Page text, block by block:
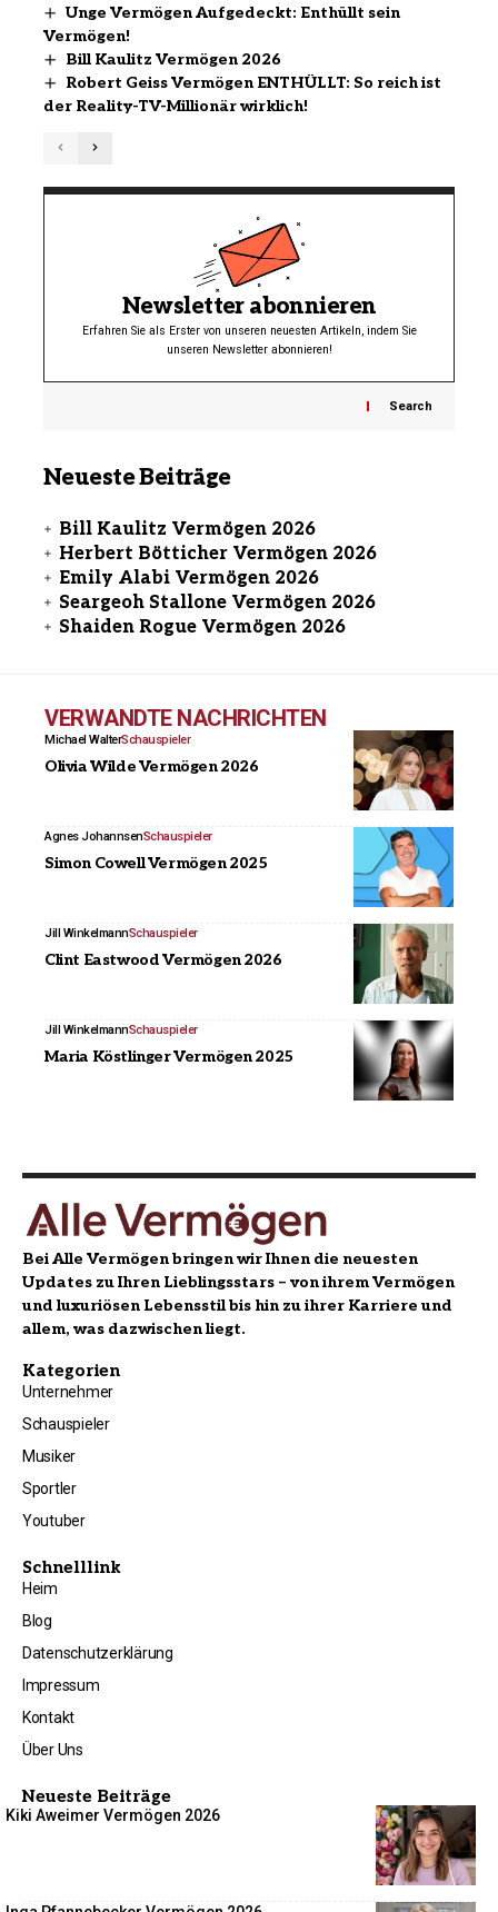
Unge Vermögen Aufgedeckt: Enthüllt sein
Vermögen!
Bill Kaulitz Vermögen 2026
Robert Geiss Vermögen ENTHÜLLT: So reich ist
der Reality-TV-Millionär wirklich!
Newsletter abonnieren
Erfahren Sie als Erster von unseren neuesten Artikeln, indem Sie
unseren Newsletter abonnieren!
Search
Neueste Beiträge
Bill Kaulitz Vermögen 2026
Herbert Bötticher Vermögen 2026
Emily Alabi Vermögen 2026
Seargeoh Stallone Vermögen 2026
Shaiden Rogue Vermögen 2026
VERWANDTE NACHRICHTEN
Michael WalterSchauspieler
Olivia Wilde Vermögen 2026
Agnes JohannsenSchauspieler
Simon Cowell Vermögen 2025
Jill WinkelmannSchauspieler
Clint Eastwood Vermögen 2026
Jill WinkelmannSchauspieler
Maria Köstlinger Vermögen 2025
Bei Alle Vermögen bringen wir Ihnen die neuesten
Updates zu Ihren Lieblingsstars – von ihrem Vermögen
und luxuriösen Lebensstil bis hin zu ihrer Karriere und
allem, was dazwischen liegt.
Kategorien
Unternehmer
Schauspieler
Musiker
Sportler
Youtuber
Schnelllink
Heim
Blog
Datenschutzerklärung
Impressum
Kontakt
Über Uns
Neueste Beiträge
Kiki Aweimer Vermögen 2026